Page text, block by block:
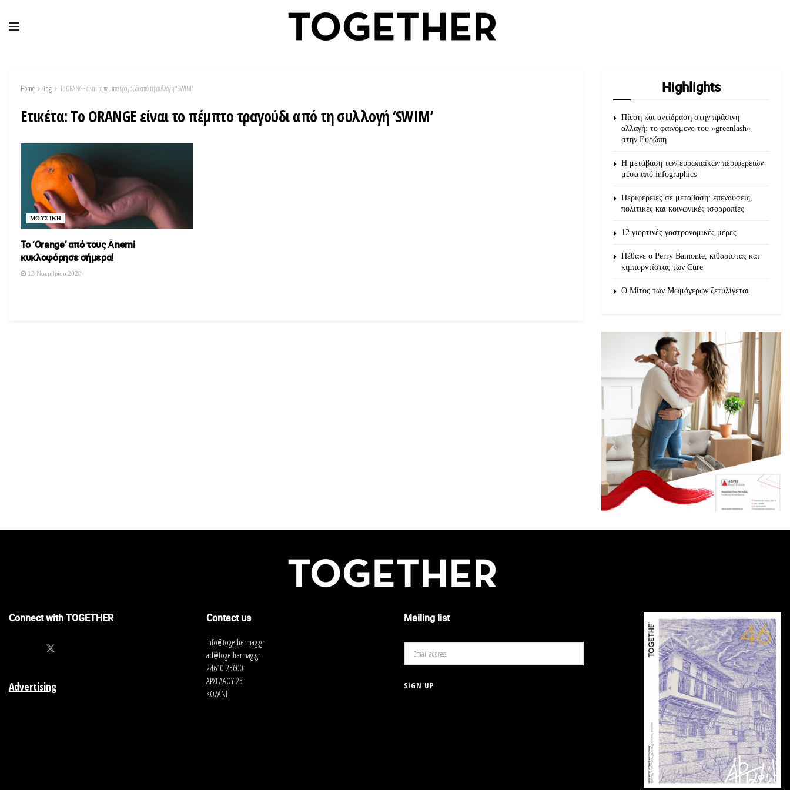
Home Tag Το ORANGE είναι το πέμπτο τραγούδι από τη συλλογή 'SWIM'
Ετικέτα:Το ORANGE είναι το πέμπτο τραγούδι από τη συλλογή ‘SWIM’
ΜΟΥΣΙΚΗ
Το ‘Orange’ από τους Ānemi
κυκλοφόρησε σήμερα!
13 Νοεμβρίου 2020
Highlights
Πίεση και αντίδραση στην πράσινη
αλλαγή: το φαινόμενο του «greenlash»
στην Ευρώπη
Η μετάβαση των ευρωπαϊκών περιφερειών
μέσα από infographics
Περιφέρειες σε μετάβαση: επενδύσεις,
πολιτικές και κοινωνικές ισορροπίες
12 γιορτινές γαστρονομικές μέρες
Πέθανε ο Perry Bamonte, κιθαρίστας και
κιμπορντίστας των Cure
O Μίτος των Μωμόγερων ξετυλίγεται
Connect with TOGETHER
Advertising
Contact us
info@togethermag.gr
ad@togethermag.gr
24610 25600
ΑΡΧΕΛΑΟΥ 25
ΚΟΖΑΝΗ
Mailing list